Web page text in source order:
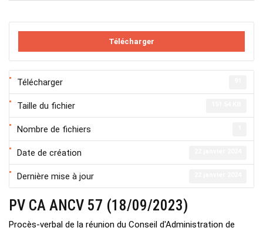
Télécharger
Télécharger
Taille du fichier
Nombre de fichiers
Date de création
Dernière mise à jour
PV CA ANCV 57 (18/09/2023)
Procès-verbal de la réunion du Conseil d'Administration de